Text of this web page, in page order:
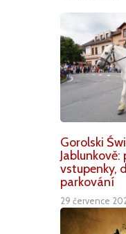
Gorolski
vstupenky,
parkování
29 července